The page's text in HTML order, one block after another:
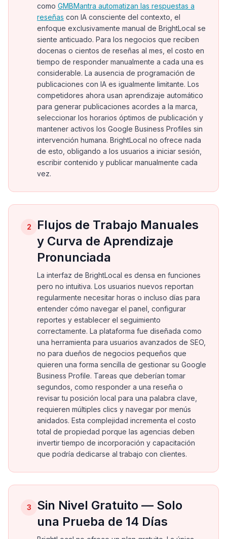
como GMBMantra automatizan las respuestas a
reseñas con IA consciente del contexto, el
enfoque exclusivamente manual de BrightLocal se
siente anticuado. Para los negocios que reciben
docenas o cientos de reseñas al mes, el costo en
tiempo de responder manualmente a cada una es
considerable. La ausencia de programación de
publicaciones con IA es igualmente limitante. Los
competidores ahora usan aprendizaje automático
para generar publicaciones acordes a la marca,
seleccionar los horarios óptimos de publicación y
mantener activos los Google Business Profiles sin
intervención humana. BrightLocal no ofrece nada
de esto, obligando a los usuarios a iniciar sesión,
escribir contenido y publicar manualmente cada
vez.
2
Flujos de Trabajo Manuales
y Curva de Aprendizaje
Pronunciada
La interfaz de BrightLocal es densa en funciones
pero no intuitiva. Los usuarios nuevos reportan
regularmente necesitar horas o incluso días para
entender cómo navegar el panel, configurar
reportes y establecer el seguimiento
correctamente. La plataforma fue diseñada como
una herramienta para usuarios avanzados de SEO,
no para dueños de negocios pequeños que
quieren una forma sencilla de gestionar su Google
Business Profile. Tareas que deberían tomar
segundos, como responder a una reseña o
revisar tu posición local para una palabra clave,
requieren múltiples clics y navegar por menús
anidados. Esta complejidad incrementa el costo
total de propiedad porque las agencias deben
invertir tiempo de incorporación y capacitación
que podría dedicarse al trabajo con clientes.
3
Sin Nivel Gratuito — Solo
una Prueba de 14 Días